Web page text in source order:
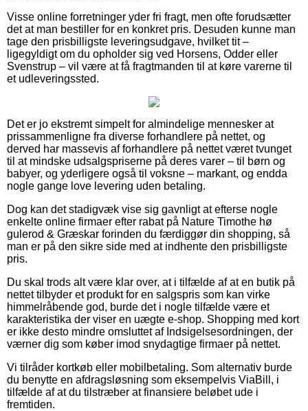
Visse online forretninger yder fri fragt, men ofte forudsætter
det at man bestiller for en konkret pris. Desuden kunne man
tage den prisbilligste leveringsudgave, hvilket tit –
ligegyldigt om du opholder sig ved Horsens, Odder eller
Svenstrup – vil være at få fragtmanden til at køre varerne til
et udleveringssted.
Det er jo ekstremt simpelt for almindelige mennesker at
prissammenligne fra diverse forhandlere på nettet, og
derved har massevis af forhandlere på nettet været tvunget
til at mindske udsalgspriserne på deres varer – til børn og
babyer, og yderligere også til voksne – markant, og endda
nogle gange love levering uden betaling.
Dog kan det stadigvæk vise sig gavnligt at efterse nogle
enkelte online firmaer efter rabat på Nature Timothe hø
gulerod & Græskar forinden du færdiggør din shopping, så
man er på den sikre side med at indhente den prisbilligste
pris.
Du skal trods alt være klar over, at i tilfælde af at en butik på
nettet tilbyder et produkt for en salgspris som kan virke
himmelråbende god, burde det i nogle tilfælde være et
karakteristika der viser en uægte e-shop. Shopping med kort
er ikke desto mindre omsluttet af Indsigelsesordningen, der
værner dig som køber imod snydagtige firmaer på nettet.
Vi tilråder kortkøb eller mobilbetaling. Som alternativ burde
du benytte en afdragsløsning som eksempelvis ViaBill, i
tilfælde af at du tilstræber at finansiere beløbet ude i
fremtiden.